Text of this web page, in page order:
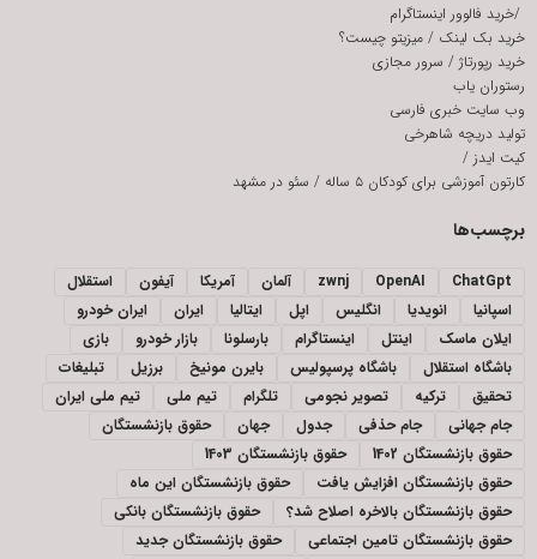
/خرید فالوور اینستاگرام
خرید بک لینک / میزیتو چیست؟
خرید رپورتاژ / سرور مجازی
رستوران یاب
وب سایت خبری فارسی
تولید دریچه شاهرخی
کیت ایدز /
کارتون آموزشی برای کودکان ۵ ساله
/ سئو در مشهد
برچسب‌ها
ChatGpt
OpenAI
zwnj آلمان آمریکا آیفون
استقلال
اسپانیا
انویدیا انگلیس اپل ایتالیا ایران
ایران خودرو
ایلان ماسک
اینتل اینستاگرام بارسلونا بازار خودرو
بازی
باشگاه استقلال
باشگاه پرسپولیس بایرن مونیخ برزیل
تبلیغات
تحقیق
ترکیه تصویر نجومی تلگرام تیم ملی
تیم ملی ایران
جام جهانی
جام حذفی جدول جهان
حقوق بازنشستگان
حقوق بازنشستگان 1402
حقوق بازنشستگان 1403
حقوق بازنشستگان افزایش یافت
حقوق بازنشستگان این ماه
حقوق بازنشستگان بالاخره اصلاح شد؟
حقوق بازنشستگان بانکی
حقوق بازنشستگان تامین اجتماعی
حقوق بازنشستگان جدید